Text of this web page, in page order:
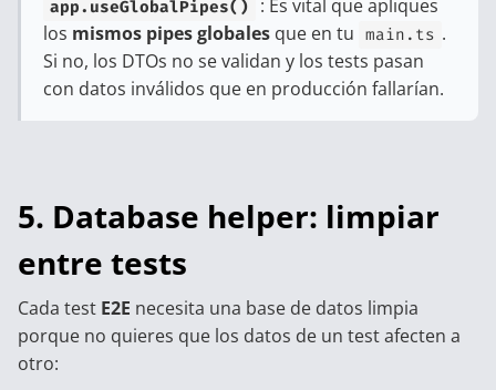
app.useGlobalPipes()
: Es vital que apliques
los mismos pipes globales que en tu main.ts .
Si no, los DTOs no se validan y los tests pasan
con datos inválidos que en producción fallarían.
5. Database helper: limpiar
entre tests
Cada test E2E necesita una base de datos limpia
porque no quieres que los datos de un test afecten a
otro: